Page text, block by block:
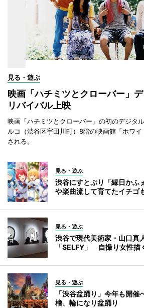
見る・遊ぶ
映画「ハチミツとクローバー」
リバイバル上映
映画「ハチミツとクローバー」の初のデジタ
ルコ（渋谷区宇田川町）8階の映画館「ホワ
される。
見る・遊ぶ
渋谷にすとぷり「縁日か
や楽曲流して育てたイチゴ
見る・遊ぶ
渋谷で現代美術家・山口真
「SELFY」 自撮り女性描
見る・遊ぶ
「渋谷盆踊り」今年も開
櫓、輪になり盆踊り